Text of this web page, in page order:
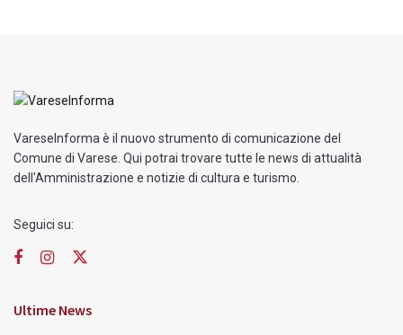
VareseInforma è il nuovo strumento di comunicazione del
Comune di Varese. Qui potrai trovare tutte le news di attualità
dell'Amministrazione e notizie di cultura e turismo.
Seguici su:
Ultime News